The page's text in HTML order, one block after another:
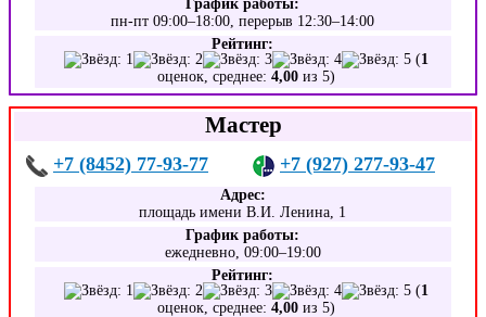
График работы:
пн-пт 09:00–18:00, перерыв 12:30–14:00
Рейтинг:
(1
оценок, среднее:4,00 из 5)
Мастер
+7 (8452) 77-93-77 +7 (927) 277-93-47
Адрес:
площадь имени В.И. Ленина, 1
График работы:
ежедневно, 09:00–19:00
Рейтинг:
(1
оценок, среднее:4,00 из 5)